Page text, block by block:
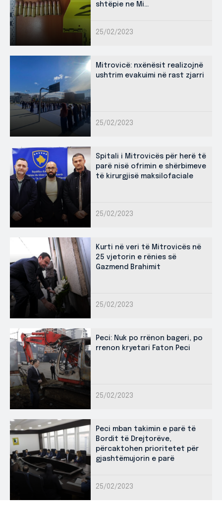
shtëpie ne Mi...
25/02/2023
Mitrovicë: nxënësit realizojnë
ushtrim evakuimi në rast zjarri
25/02/2023
Spitali i Mitrovicës për herë të
parë nisë ofrimin e shërbimeve
të kirurgjisë maksilofaciale
25/02/2023
Kurti në veri të Mitrovicës në
25 vjetorin e rënies së
Gazmend Brahimit
25/02/2023
Peci: Nuk po rrënon bageri, po
rrenon kryetari Faton Peci
25/02/2023
Peci mban takimin e parë të
Bordit të Drejtorëve,
përcaktohen prioritetet për
gjashtëmujorin e parë
25/02/2023